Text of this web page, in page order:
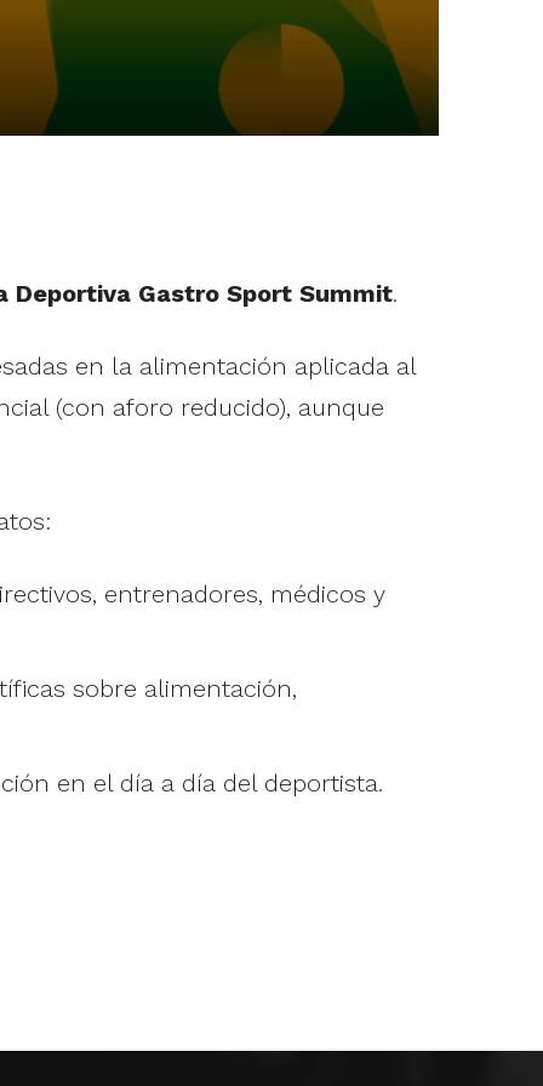
Deportiva Gastro Sport Summit.
en la alimentación aplicada al
(con aforo reducido), aunque
entrenadores, médicos y
sobre alimentación,
en el día a día del deportista.